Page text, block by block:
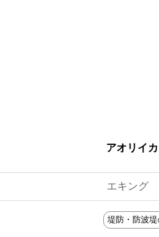
アオリイカ
エキング
堤防・防波堤